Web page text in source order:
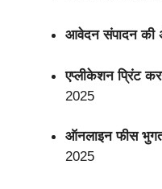
आवेदन संपादन की
एप्लीकेशन प्रिंट
2025
ऑनलाइन फीस
2025